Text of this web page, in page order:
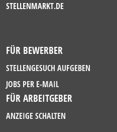
STELLENMARKT.DE
FÜR BEWERBER
STELLENGESUCH AUFGEBEN
JOBS PER E-MAIL
FÜR ARBEITGEBER
ANZEIGE SCHALTEN